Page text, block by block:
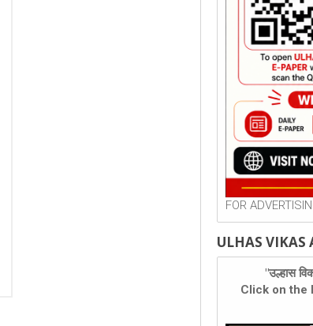
FOR
ULHAS
"उल्हास
Click on the